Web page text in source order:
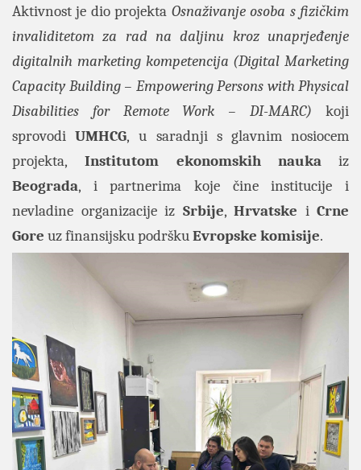
Aktivnost je dioprojekta Osnaživanje osoba s fizičkim
invaliditetom za rad na daljinu kroz unaprjeđenje
digitalnih marketing kompetencija (Digital Marketing
Capacity Building – Empowering Persons with Physical
Disabilities for Remote Work – DI-MARC) koji
sprovodiUMHCG, u saradnji s glavnim nosiocem
projekta,Institutom ekonomskih nauka
iz
Beograda, i partnerima koje čine institucije i
nevladine organizacije iz Srbije, Hrvatske i Crne
Gore uz finansijsku podrškuEvropske komisije.